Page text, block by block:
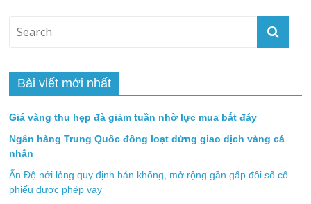
Bài viết mới nhất
Giá vàng thu hẹp đà giảm tuần nhờ lực mua bắt đáy
Ngân hàng Trung Quốc đồng loạt dừng giao dịch vàng cá
nhân
Ấn Độ nới lỏng quy định bán khống, mở rộng gần gấp đôi số cổ
phiếu được phép vay